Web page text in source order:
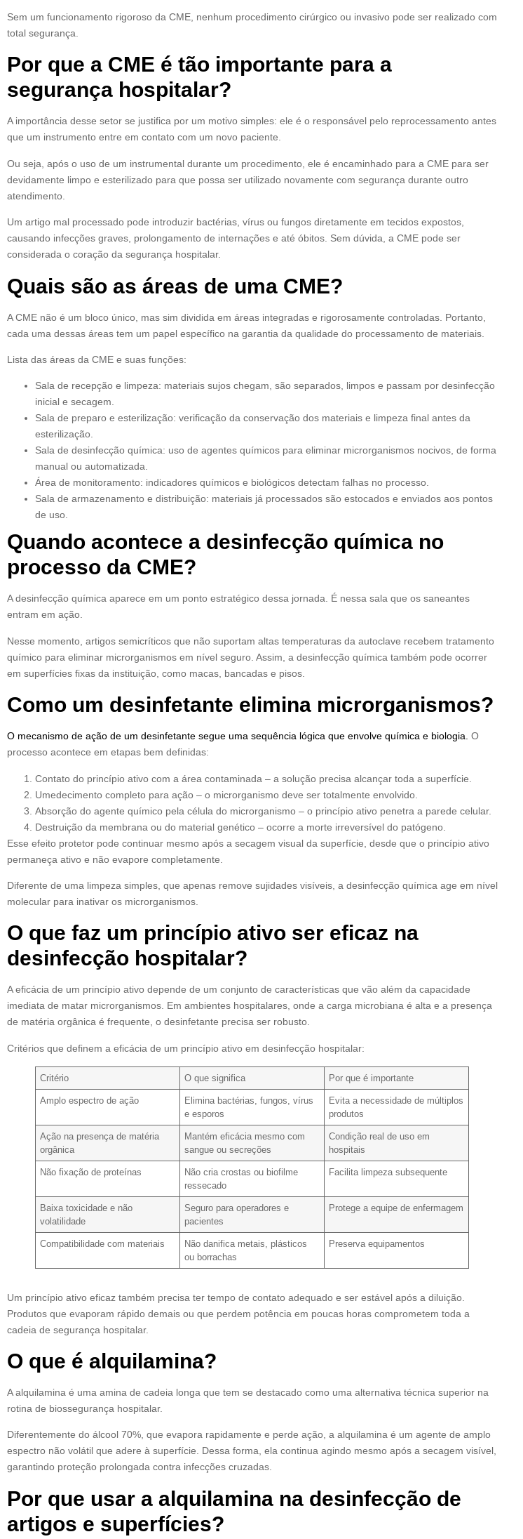
Sem um funcionamento rigoroso da CME, nenhum procedimento cirúrgico ou invasivo pode ser realizado com
total segurança.
Por que a CME é tão importante para a
segurança hospitalar?
A importância desse setor se justifica por um motivo simples: ele é o responsável pelo reprocessamento antes
que um instrumento entre em contato com um novo paciente.
Ou seja, após o uso de um instrumental durante um procedimento, ele é encaminhado para a CME para ser
devidamente limpo e esterilizado para que possa ser utilizado novamente com segurança durante outro
atendimento.
Um artigo mal processado pode introduzir bactérias, vírus ou fungos diretamente em tecidos expostos,
causando infecções graves, prolongamento de internações e até óbitos. Sem dúvida, a CME pode ser
considerada o coração da segurança hospitalar.
Quais são as áreas de uma CME?
A CME não é um bloco único, mas sim dividida em áreas integradas e rigorosamente controladas. Portanto,
cada uma dessas áreas tem um papel específico na garantia da qualidade do processamento de materiais.
Lista das áreas da CME e suas funções:
Sala de recepção e limpeza: materiais sujos chegam, são separados, limpos e passam por desinfecção
inicial e secagem.
Sala de preparo e esterilização: verificação da conservação dos materiais e limpeza final antes da
esterilização.
Sala de desinfecção química: uso de agentes químicos para eliminar microrganismos nocivos, de forma
manual ou automatizada.
Área de monitoramento: indicadores químicos e biológicos detectam falhas no processo.
Sala de armazenamento e distribuição: materiais já processados são estocados e enviados aos pontos
de uso.
Quando acontece a desinfecção química no
processo da CME?
A desinfecção química aparece em um ponto estratégico dessa jornada. É nessa sala que os saneantes
entram em ação.
Nesse momento, artigos semicríticos que não suportam altas temperaturas da autoclave recebem tratamento
químico para eliminar microrganismos em nível seguro. Assim, a desinfecção química também pode ocorrer
em superfícies fixas da instituição, como macas, bancadas e pisos.
Como um desinfetante elimina microrganismos?
O mecanismo de ação de um desinfetante segue uma sequência lógica que envolve química e biologia. O
processo acontece em etapas bem definidas:
Contato do princípio ativo com a área contaminada – a solução precisa alcançar toda a superfície.
Umedecimento completo para ação – o microrganismo deve ser totalmente envolvido.
Absorção do agente químico pela célula do microrganismo – o princípio ativo penetra a parede celular.
Destruição da membrana ou do material genético – ocorre a morte irreversível do patógeno.
Esse efeito protetor pode continuar mesmo após a secagem visual da superfície, desde que o princípio ativo
permaneça ativo e não evapore completamente.
Diferente de uma limpeza simples, que apenas remove sujidades visíveis, a desinfecção química age em nível
molecular para inativar os microrganismos.
O que faz um princípio ativo ser eficaz na
desinfecção hospitalar?
A eficácia de um princípio ativo depende de um conjunto de características que vão além da capacidade
imediata de matar microrganismos. Em ambientes hospitalares, onde a carga microbiana é alta e a presença
de matéria orgânica é frequente, o desinfetante precisa ser robusto.
Critérios que definem a eficácia de um princípio ativo em desinfecção hospitalar:
Critério O que significa Por que é importante
Amplo espectro de ação
Elimina bactérias, fungos, vírus
e esporos
Evita a necessidade de múltiplos
produtos
Ação na presença de matéria
orgânica
Mantém eficácia mesmo com
sangue ou secreções
Condição real de uso em
hospitais
Não fixação de proteínas
Não cria crostas ou biofilme
ressecado
Facilita limpeza subsequente
Baixa toxicidade e não
volatilidade
Seguro para operadores e
pacientes
Protege a equipe de enfermagem
Compatibilidade com materiais
Não danifica metais, plásticos
ou borrachas
Preserva equipamentos
Um princípio ativo eficaz também precisa ter tempo de contato adequado e ser estável após a diluição.
Produtos que evaporam rápido demais ou que perdem potência em poucas horas comprometem toda a
cadeia de segurança hospitalar.
O que é alquilamina?
A alquilamina é uma amina de cadeia longa que tem se destacado como uma alternativa técnica superior na
rotina de biossegurança hospitalar.
Diferentemente do álcool 70%, que evapora rapidamente e perde ação, a alquilamina é um agente de amplo
espectro não volátil que adere à superfície. Dessa forma, ela continua agindo mesmo após a secagem visível,
garantindo proteção prolongada contra infecções cruzadas.
Por que usar a alquilamina na desinfecção de
artigos e superfícies?